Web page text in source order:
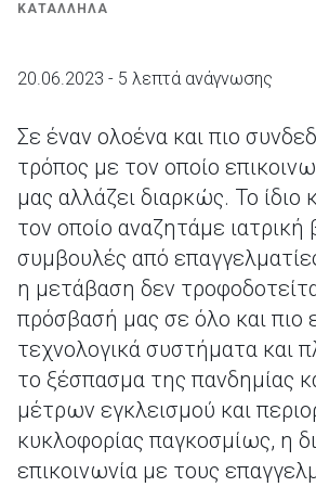
ΚΑΤΑΛΛΗΛΑ
20.06.2023 - 5 λεπτά ανάγνωσης
Σε έναν ολοένα και πιο
τρόπος με τον οποίο
μας αλλάζει διαρκώς. Το ίδιο
τον οποίο αναζητάμε ιατρική
συμβουλές από
η μετάβαση δεν
πρόσβασή μας σε όλο και πιο
τεχνολογικά συστήματα και
το ξέσπασμα της πανδημίας
μέτρων εγκλεισμού και
κυκλοφορίας παγκοσμίως, η
επικοινωνία με τους